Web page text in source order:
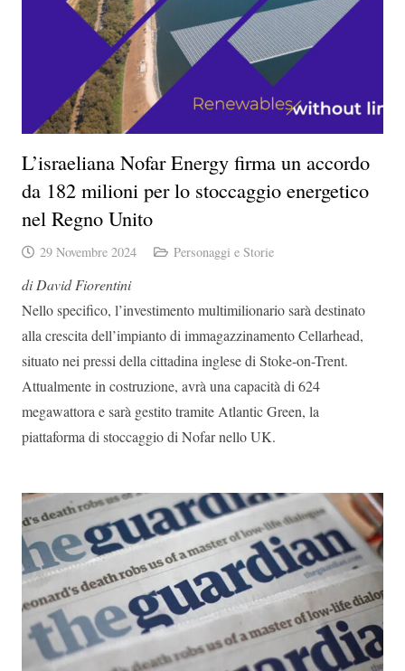
L’israeliana Nofar Energy firma un accordo
da 182 milioni per lo stoccaggio energetico
nel Regno Unito
29 Novembre 2024 Personaggi e Storie
di David Fiorentini
Nello specifico, l’investimento multimilionario sarà destinato
alla crescita dell’impianto di immagazzinamento Cellarhead,
situato nei pressi della cittadina inglese di Stoke-on-Trent.
Attualmente in costruzione, avrà una capacità di 624
megawattora e sarà gestito tramite Atlantic Green, la
piattaforma di stoccaggio di Nofar nello UK.